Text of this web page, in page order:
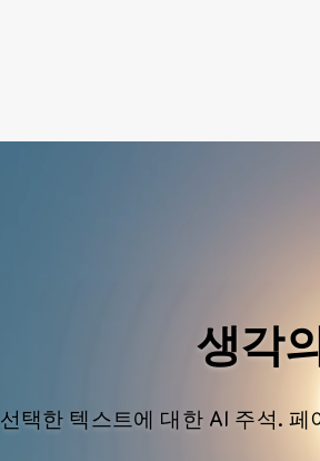
생각
선택한 텍스트에 대한 AI 주석.